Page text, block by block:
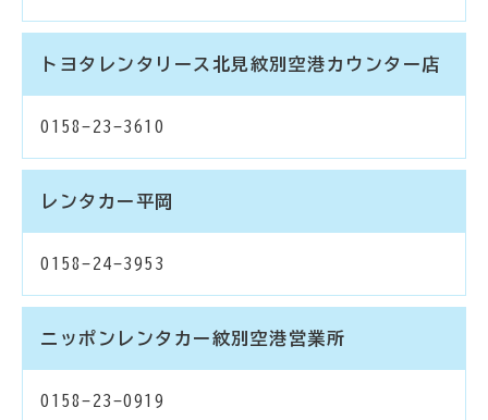
トヨタレンタリース北見紋別空港カウンター店
0158-23-3610
レンタカー平岡
0158-24-3953
ニッポンレンタカー紋別空港営業所
0158-23-0919